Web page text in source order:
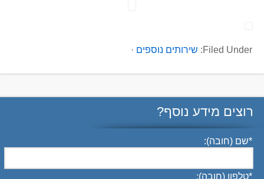
Filed Under: שירותים נוספים ·
רוצים מידע נוסף?
שם (חובה):*
טלפון (חובה):*